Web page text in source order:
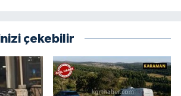
çekebilir